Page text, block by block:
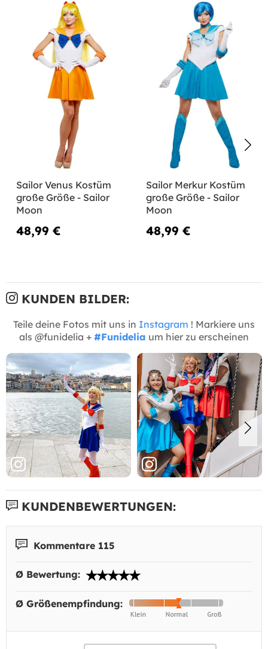
Sailor Venus Kostüm
große Größe - Sailor
Moon
48,99 €
Sailor Merkur Kostüm
große Größe - Sailor
Moon
48,99 €
KUNDEN BILDER:
Teile deine Fotos mit uns in Instagram ! Markiere uns
als @funidelia + #Funidelia um hier zu erscheinen
KUNDENBEWERTUNGEN:
Kommentare 115
Ø Bewertung:
Ø Größenempfindung: